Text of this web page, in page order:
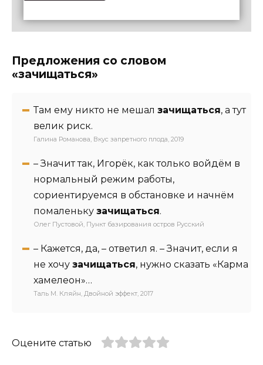
Предложения со словом
«зачищаться»
Там ему никто не мешал зачищаться, а тут
велик риск.
Галина Романова, Вкус запретного плода, 2019
– Значит так, Игорёк, как только войдём в
нормальный режим работы,
сориентируемся в обстановке и начнём
помаленьку зачищаться.
Олег Пустовой, Пункт базирования остров Русский
– Кажется, да, – ответил я. – Значит, если я
не хочу зачищаться, нужно сказать «Карма
хамелеон»…
Таль М. Кляйн, Двойной эффект, 2017
Оцените статью